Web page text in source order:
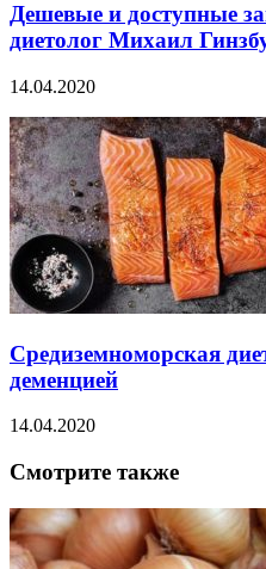
Дешевые и доступные
диетолог Михаил
14.04.2020
Средиземноморская
деменцией
14.04.2020
Смотрите также